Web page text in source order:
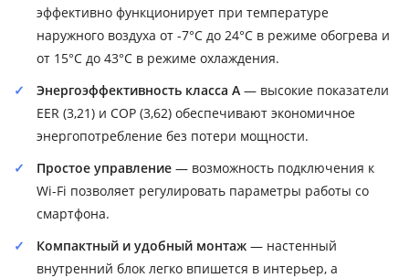
эффективно функционирует при температуре
наружного воздуха от -7°C до 24°C в режиме обогрева и
от 15°C до 43°C в режиме охлаждения.
Энергоэффективность класса A — высокие показатели
EER (3,21) и COP (3,62) обеспечивают экономичное
энергопотребление без потери мощности.
Простое управление — возможность подключения к
Wi-Fi позволяет регулировать параметры работы со
смартфона.
Компактный и удобный монтаж — настенный
внутренний блок легко впишется в интерьер, а